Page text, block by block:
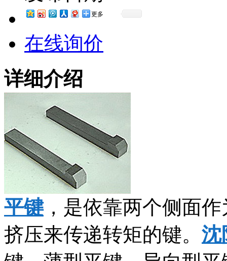
更多
在线询价
详细介绍
平键，是依靠两个侧面
挤压来传递转矩的键。 沈